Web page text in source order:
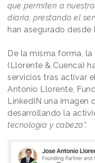
que permiten a
diaria, prestando el
han asegurado desde
De la misma forma,
(Llorente & Cuenca)
servicios tras activar
Antonio Llorente,
LinkedIN una imagen
desarrollando la
tecnología y cabeza”.